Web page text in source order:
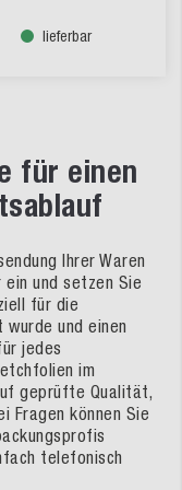
lieferbar
für einen
Ihrer Waren
ein und setzen Sie
für die
wurde und einen
jedes
im
geprüfte Qualität,
Fragen können Sie
telefonisch